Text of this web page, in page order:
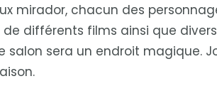
mirador, chacun des
différents films ainsi que
salon sera un endroit